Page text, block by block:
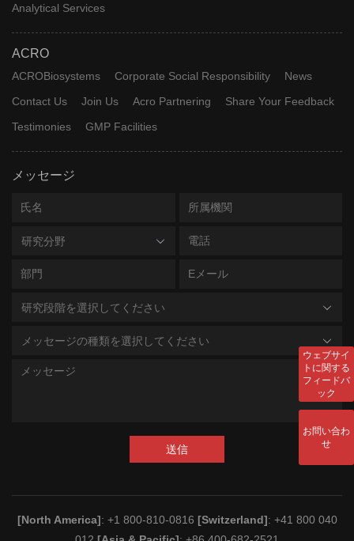
Analytical Services
ACRO
ACROBiosystems Corporate Social Responsibility
News
Contact Us
Join Us Acro Partnering
Share Your Feedback
Testimonies
GMP Facilities
メッセージ
研究分野
研究段階を選択してください
メッセージの種類を選択してください
送信
[North America]: +1 800-810-0816 [Switzerland]: +41 800 040
ウェブサイ
トに関する
フィードバ
ック
お問い合わ
せ